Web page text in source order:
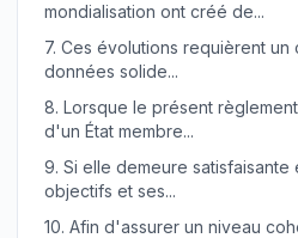
mondialisation ont créé de...
7. Ces évolutions requièrent
données solide...
8. Lorsque le présent
d'un État membre...
9. Si elle demeure
objectifs et ses...
10. Afin d'assurer un niveau